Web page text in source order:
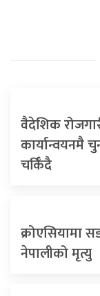
वैदेशिक
कार्यान्वयनमै
चर्किँदै
क्रोएसियामा
नेपालीको मृत्यु